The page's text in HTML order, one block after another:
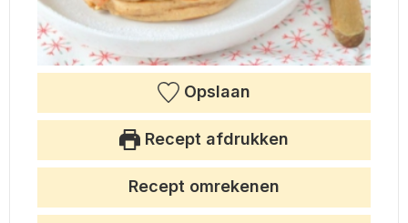
Opslaan
Recept afdrukken
Recept omrekenen